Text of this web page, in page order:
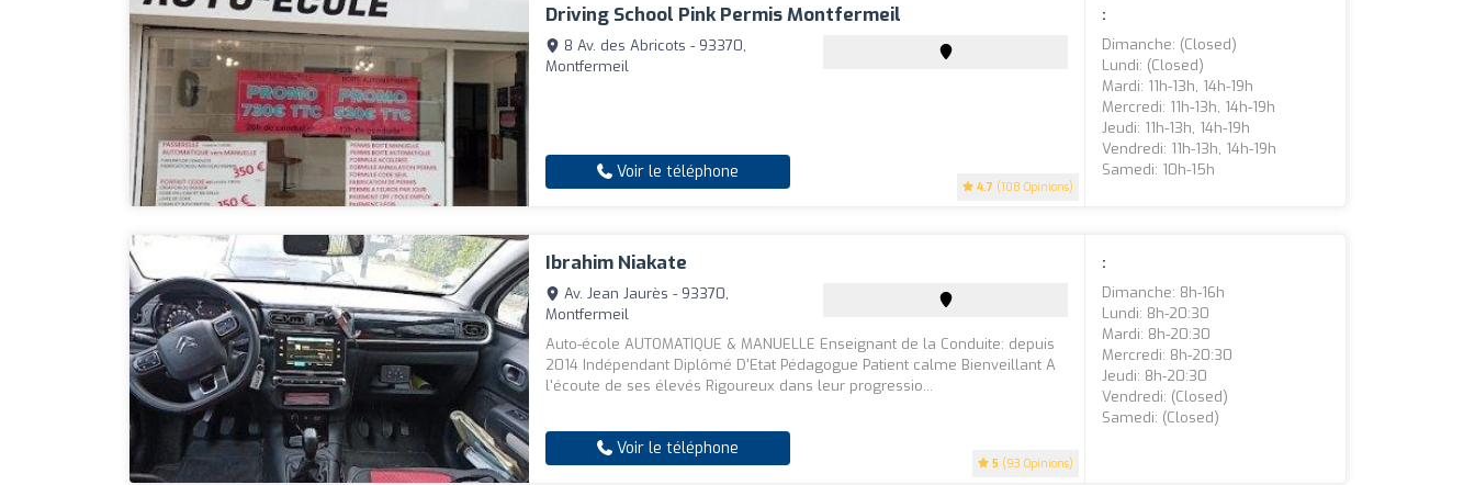
Driving School Pink Permis Montfermeil
4.7 (108 Opinions)
8 Av. des Abricots - 93370,
Montfermeil
Voir le téléphone
:
Dimanche: (closed)
Lundi: (closed)
Mardi: 11h-13h, 14h-19h
Mercredi: 11h-13h, 14h-19h
Jeudi: 11h-13h, 14h-19h
Vendredi: 11h-13h, 14h-19h
Samedi: 10h-15h
Ibrahim Niakate
5 (93 Opinions)
Av. Jean Jaurès - 93370,
Montfermeil
Auto-école AUTOMATIQUE & MANUELLE Enseignant de la Conduite: depuis
2014 Indépendant Diplômé D'Etat Pédagogue Patient calme Bienveillant A
l'écoute de ses élevés Rigoureux dans leur progressio...
Voir le téléphone
:
Dimanche: 8h-16h
Lundi: 8h-20:30
Mardi: 8h-20:30
Mercredi: 8h-20:30
Jeudi: 8h-20:30
Vendredi: (closed)
Samedi: (closed)